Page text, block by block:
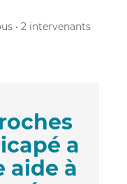
• 2 intervenants
a
aide à